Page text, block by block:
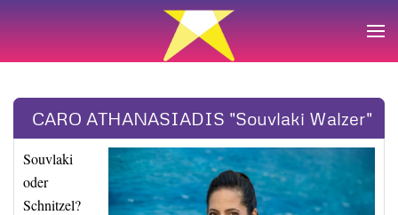
Zum Hauptinhalt springen
CARO ATHANASIADIS "Souvlaki Walzer"
Souvlaki
oder
Schnitzel?